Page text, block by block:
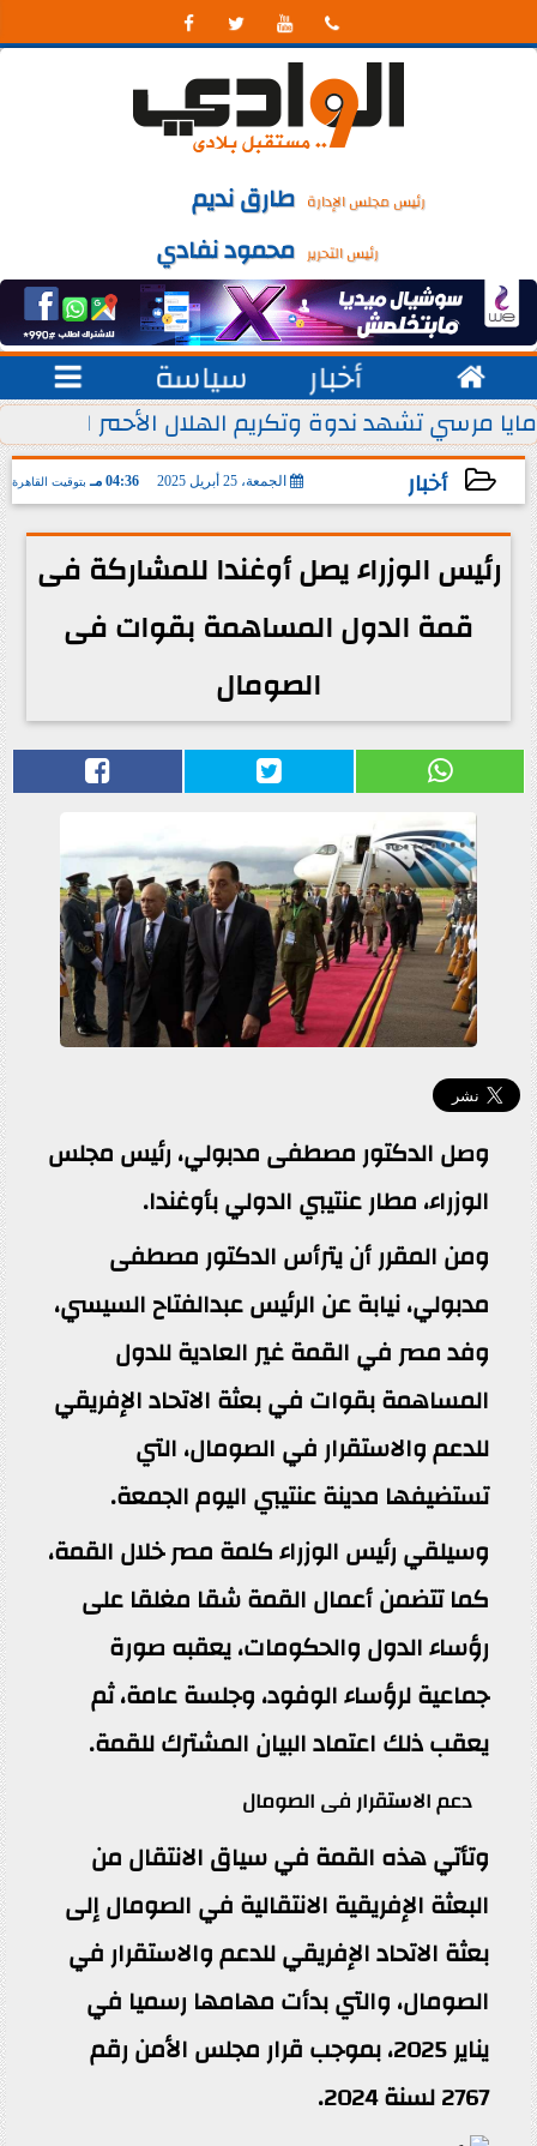
   
رئيس مجلس الإدارة طارق نديم
رئيس التحرير محمود نفادي
 أخبار سياسة 
يوليو من كل عام
مايا مرسي تشهد ندوة وتكريم الهلال الأحمر
أخبار الجمعة، 25 أبريل 2025 04:36 مـ بتوقيت القاهرة
2025-04-25 16:36:47
رئيس الوزراء يصل أوغندا للمشاركة فى
قمة الدول المساهمة بقوات فى
الصومال
وصل الدكتور مصطفى مدبولي، رئيس مجلس
الوزراء، مطار عنتيبي الدولي بأوغندا.
ومن المقرر أن يترأس الدكتور مصطفى
مدبولي، نيابة عن الرئيس عبدالفتاح السيسي،
وفد مصر في القمة غير العادية للدول
المساهمة بقوات في بعثة الاتحاد الإفريقي
للدعم والاستقرار في الصومال، التي
تستضيفها مدينة عنتيبي اليوم الجمعة.
وسيلقي رئيس الوزراء كلمة مصر خلال القمة،
كما تتضمن أعمال القمة شقا مغلقا على
رؤساء الدول والحكومات، يعقبه صورة
جماعية لرؤساء الوفود، وجلسة عامة، ثم
يعقب ذلك اعتماد البيان المشترك للقمة.
دعم الاستقرار فى الصومال
وتأتي هذه القمة في سياق الانتقال من
البعثة الإفريقية الانتقالية في الصومال إلى
بعثة الاتحاد الإفريقي للدعم والاستقرار في
الصومال، والتي بدأت مهامها رسميا في
يناير 2025، بموجب قرار مجلس الأمن رقم
2767 لسنة 2024.